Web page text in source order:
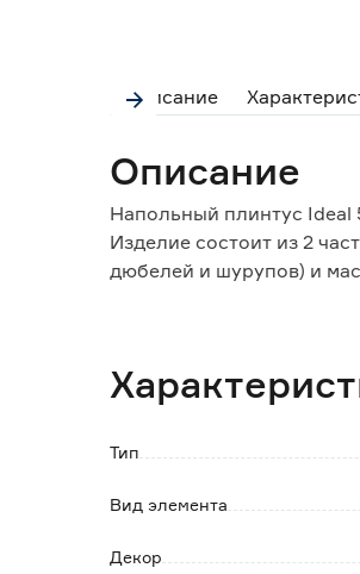
Описание
Описание
Напольный плинтус
Изделие состоит из 2
дюбелей и шурупов) и
повышенной влажностью.
стен, а также
Особенности и
- устойчивость к
Тип
Вид элемента
Декор